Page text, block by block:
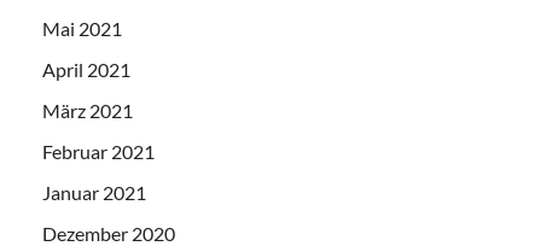
Mai 2021
April 2021
März 2021
Februar 2021
Januar 2021
Dezember 2020